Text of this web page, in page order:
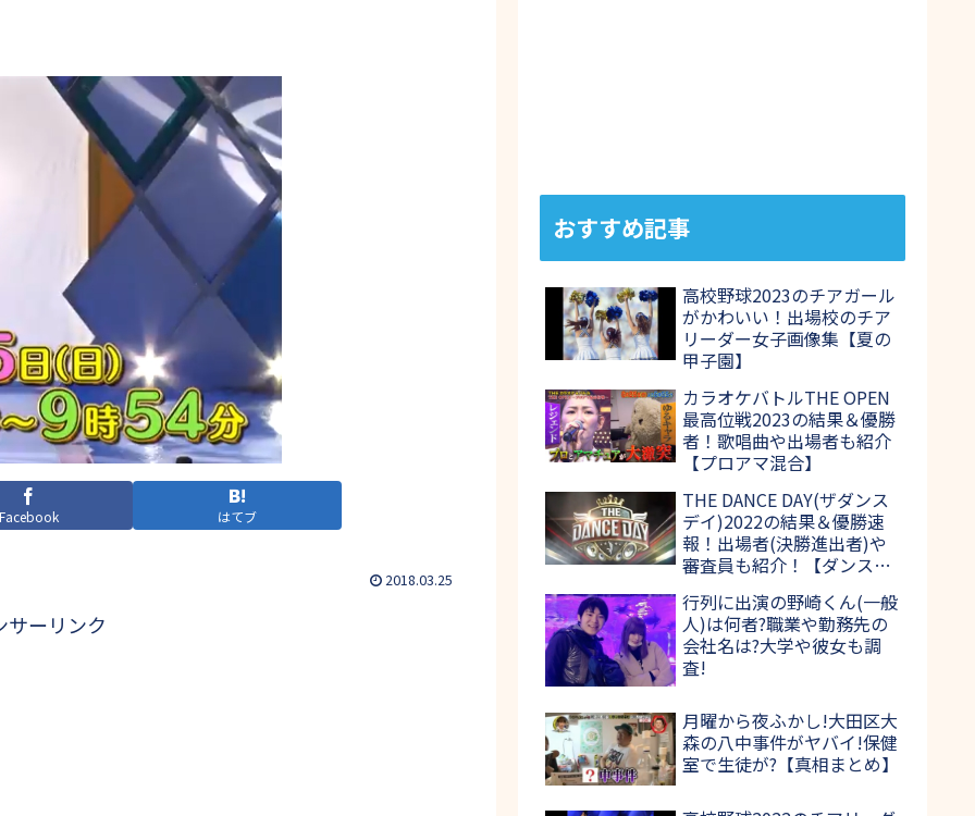
はてブ
2018.03.25
サーリンク
おすすめ記事
高校野球2023のチアガール
がかわいい！出場校のチア
リーダー女子画像集【夏の
甲子園】
カラオケバトルTHE OPEN
最高位戦2023の結果＆優勝
者！歌唱曲や出場者も紹介
【プロアマ混合】
THE DANCE DAY(ザダンス
デイ)2022の結果＆優勝速
報！出場者(決勝進出者)や
審査員も紹介！【ダンス日
行列に出演の野崎くん(一般
人)は何者?職業や勤務先の
会社名は?大学や彼女も調
査!
月曜から夜ふかし!大田区大
森の八中事件がヤバイ!保健
室で生徒が?【真相まとめ】